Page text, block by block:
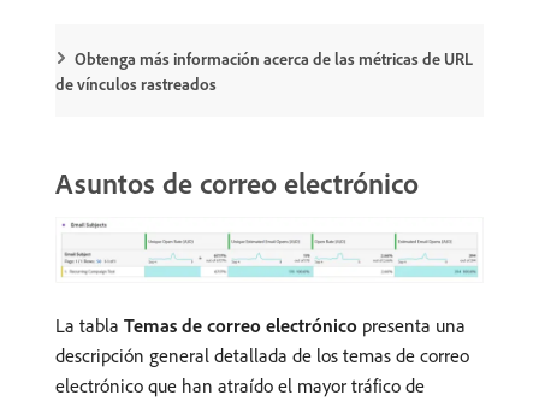
Obtenga más información acerca de las métricas de URL
de vínculos rastreados
Asuntos de correo electrónico
La tabla Temas de correo electrónico presenta una
descripción general detallada de los temas de correo
electrónico que han atraído el mayor tráfico de